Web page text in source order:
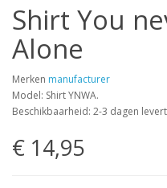
Shirt You
Alone
Merken manufacturer
Model: Shirt YNWA.
Beschikbaarheid: 2-3 dagen
€ 14,95